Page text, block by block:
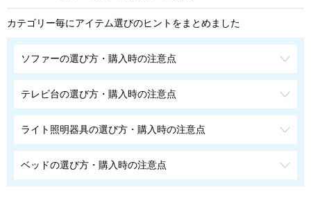
カテゴリー毎にアイテム選びのヒントをまとめました
ソファーの選び方・購入時の注意点
テレビ台の選び方・購入時の注意点
ライト照明器具の選び方・購入時の注意点
ベッドの選び方・購入時の注意点